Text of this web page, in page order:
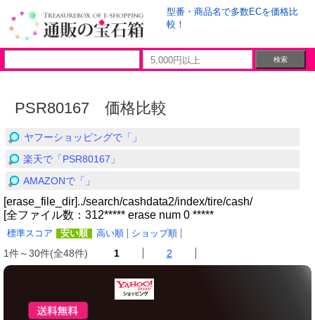
型番・商品名で多数ECを価格比
較！
PSR80167 価格比較
ヤフーショッピングで「」
楽天で「PSR80167」
AMAZONで「」
[erase_file_dir]../search/cashdata2/index/tire/cash/
[全ファイル数：312***** erase num 0 *****
標準スコア 安い順 高い順 ショップ順
1件～30件(全48件) 1 2